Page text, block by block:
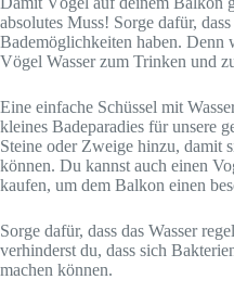
absolutes Muss! Sorge dafür,
Bademöglichkeiten haben. Denn
Vögel Wasser zum Trinken und
Eine einfache Schüssel mit
kleines Badeparadies für unsere
Steine oder Zweige hinzu, damit
können. Du kannst auch einen
kaufen, um dem Balkon einen
Sorge dafür, dass das Wasser
verhinderst du, dass sich
machen können.